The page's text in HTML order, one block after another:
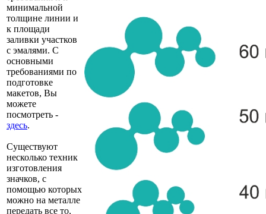
минимальной
толщине линии и
к площади
заливки участков
с эмалями. С
основными
требованиями по
подготовке
макетов, Вы
можете
посмотреть -
здесь.
Существуют
несколько техник
изготовления
значков, с
помощью которых
можно на металле
передать все то,